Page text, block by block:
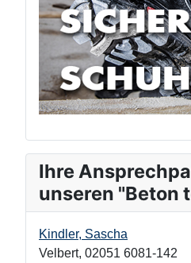
Ihre
unseren "Beton
Kindler, Sascha
Velbert, 02051 6081-142